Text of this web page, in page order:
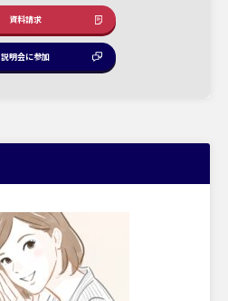
資料請求
説明会に参加